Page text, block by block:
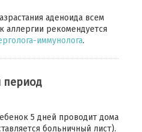
аденоида всем
аллергии рекомендуется
иммунолога.
период
5 дней проводит дома
больничный лист).